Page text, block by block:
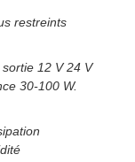
restreints
12 V 24 V
30-100 W.